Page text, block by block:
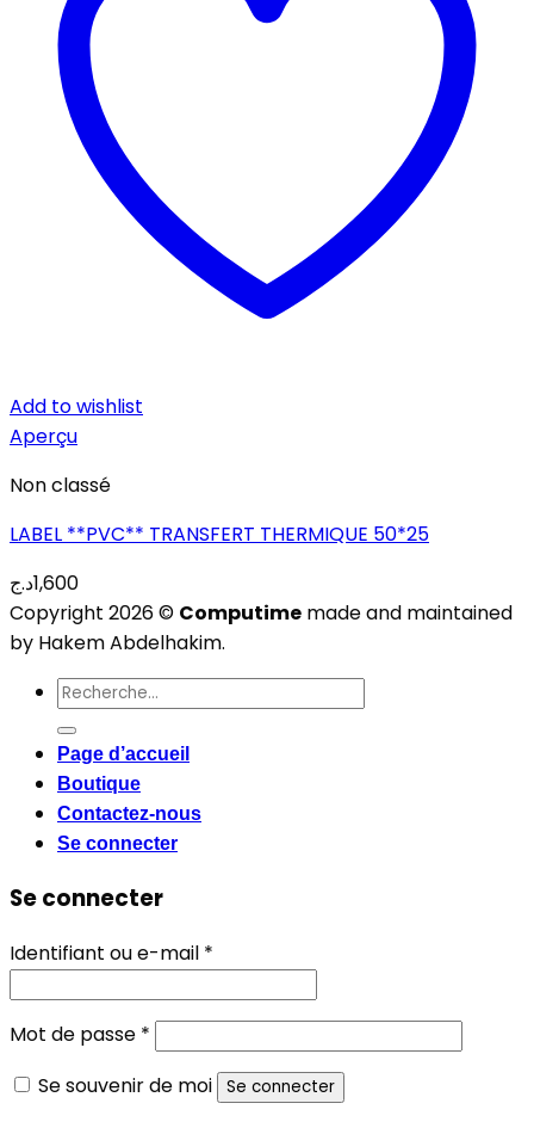
Add to wishlist
Aperçu
Non classé
LABEL **PVC** TRANSFERT THERMIQUE 50*25
1,600د.ج
Copyright 2026 © Computime made and maintained
by Hakem Abdelhakim.
Recherche
pour :
Page d’accueil
Boutique
Contactez-nous
Se connecter
Se connecter
Identifiant ou e-mail *
Mot de passe *
Se souvenir de moi
Se connecter